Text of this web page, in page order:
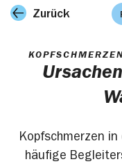
Zurück
Kopfschmerzen
häufige